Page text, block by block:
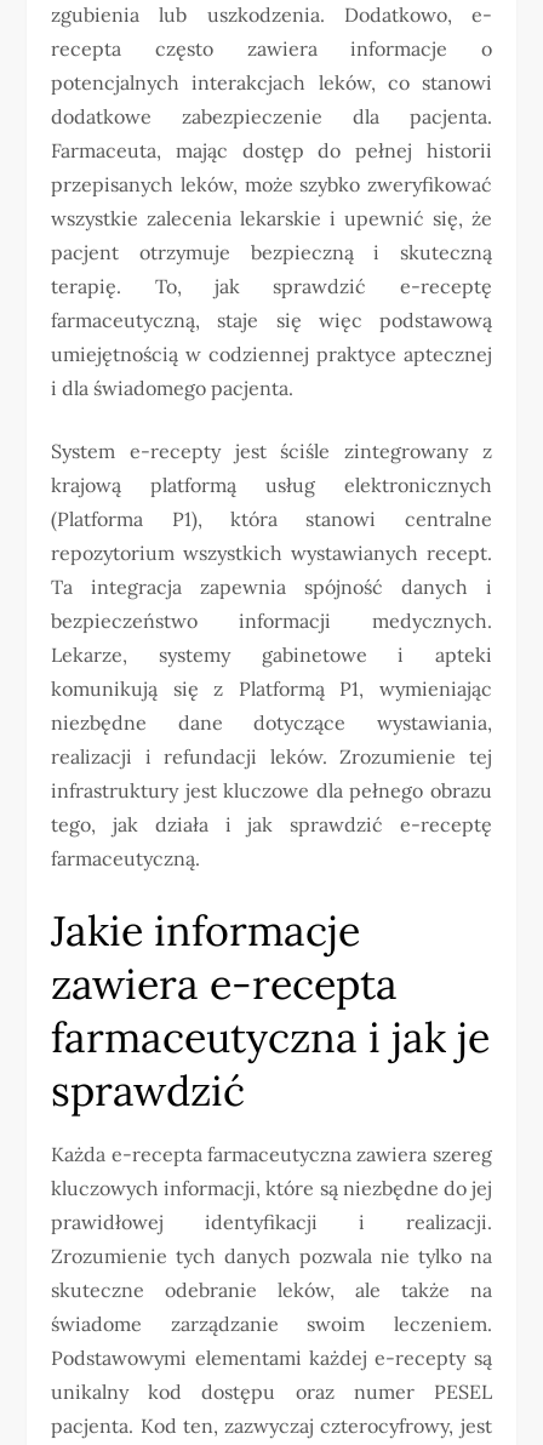
zgubienia lub uszkodzenia. Dodatkowo, e-
recepta często zawiera informacje o
potencjalnych interakcjach leków, co stanowi
dodatkowe zabezpieczenie dla pacjenta.
Farmaceuta, mając dostęp do pełnej historii
przepisanych leków, może szybko zweryfikować
wszystkie zalecenia lekarskie i upewnić się, że
pacjent otrzymuje bezpieczną i skuteczną
terapię. To, jak sprawdzić e-receptę
farmaceutyczną, staje się więc podstawową
umiejętnością w codziennej praktyce aptecznej
i dla świadomego pacjenta.
System e-recepty jest ściśle zintegrowany z
krajową platformą usług elektronicznych
(Platforma P1), która stanowi centralne
repozytorium wszystkich wystawianych recept.
Ta integracja zapewnia spójność danych i
bezpieczeństwo informacji medycznych.
Lekarze, systemy gabinetowe i apteki
komunikują się z Platformą P1, wymieniając
niezbędne dane dotyczące wystawiania,
realizacji i refundacji leków. Zrozumienie tej
infrastruktury jest kluczowe dla pełnego obrazu
tego, jak działa i jak sprawdzić e-receptę
farmaceutyczną.
Jakie informacje
zawiera e-recepta
farmaceutyczna i jak je
sprawdzić
Każda e-recepta farmaceutyczna zawiera szereg
kluczowych informacji, które są niezbędne do jej
prawidłowej identyfikacji i realizacji.
Zrozumienie tych danych pozwala nie tylko na
skuteczne odebranie leków, ale także na
świadome zarządzanie swoim leczeniem.
Podstawowymi elementami każdej e-recepty są
unikalny kod dostępu oraz numer PESEL
pacjenta. Kod ten, zazwyczaj czterocyfrowy, jest